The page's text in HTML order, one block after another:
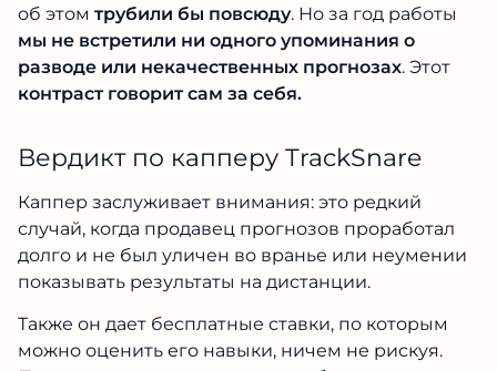
об этом трубили бы повсюду. Но за год работы
мы не встретили ни одного упоминания о
разводе или некачественных прогнозах. Этот
контраст говорит сам за себя.
Вердикт по капперу TrackSnare
Каппер заслуживает внимания: это редкий
случай, когда продавец прогнозов проработал
долго и не был уличен во вранье или неумении
показывать результаты на дистанции.
Также он дает бесплатные ставки, по которым
можно оценить его навыки, ничем не рискуя.